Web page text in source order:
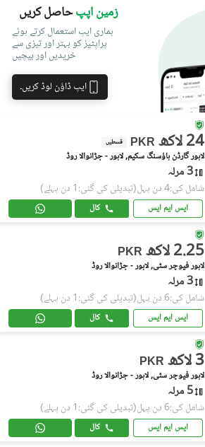
زمین اپپحاصل کریں
ہماری ایپ استعمال کرتے ہوئے
پراپٹیز کو بہتر اور تیزی سے
خریدیں اور بیچیں
ایپ ڈاؤن لوڈ کریں۔
PKR 24 لاکھ قسطیں
لاہور گارڈن ہاؤسنگ سکیم, لاہور - جڑانوالا روڈ
3 مرلہ
شامل کی:4 دن پہل (تبدیلی کی گئی:1 دن پہلے)
ایس ایم ایس کال
PKR 2.25 لاکھ
لاہور فیوچر سٹی, لاہور - جڑانوالا روڈ
3 مرلہ
شامل کی:6 دن پہل (تبدیلی کی گئی:1 دن پہلے)
ایس ایم ایس کال
PKR 3 لاکھ
لاہور فیوچر سٹی, لاہور - جڑانوالا روڈ
5 مرلہ
شامل کی:6 دن پہل (تبدیلی کی گئی:1 دن پہلے)
ایس ایم ایس کال